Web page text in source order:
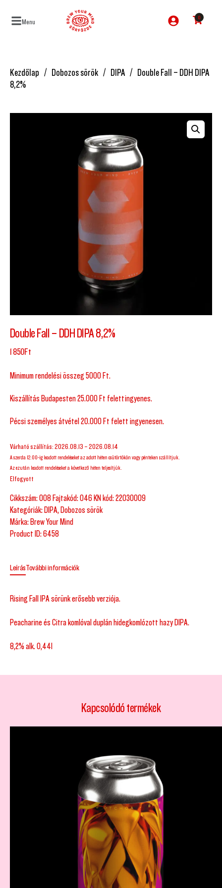
Menu 0
Kezdőlap Dobozos sörök DIPA
Double Fall – DDH DIPA
8,2%
Double Fall – DDH DIPA 8,2%
1 850Ft
Minimum rendelési összeg 5000 Ft.
Kiszállítás Budapesten 25.000 Ft felett ingyenes.
Pécsi személyes átvétel 20.000 Ft felett ingyenesen.
Várható szállítás: 2026.08.13 – 2026.08.14
A szerda 12:00-ig leadott rendeléseket az adott héten csütörtökön vagy pénteken szállítjuk.
Az ezután leadott rendeléseket a következő héten teljesítjük.
Elfogyott
Cikkszám:008 Fajtakód: 046 KN kód: 22030009
Kategóriák:DIPA,Dobozos sörök
Márka:Brew Your Mind
Product ID:6458
LeírásTovábbi információk
Rising Fall IPA sörünk erősebb verziója.
Peacharine és Citra komlóval duplán hidegkomlózott hazy DIPA.
8,2% alk. 0,44l
Kapcsolódó termékek